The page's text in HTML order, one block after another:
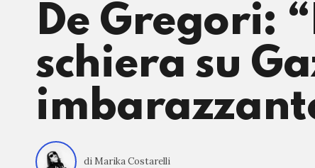
De Gregori:
schiera su
di Marika Costarelli